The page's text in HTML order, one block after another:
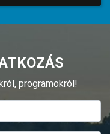
programokról!